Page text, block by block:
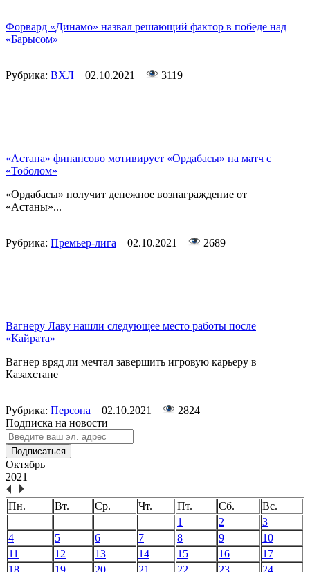
Форвард «Динамо» назвал решающий фактор в победе над
«Барысом»
Рубрика: ВХЛ 02.10.2021 3119
«Астана» финансово мотивирует «Ордабасы» на матч с
«Тоболом»
«Ордабасы» получит денежное вознаграждение от
«Астаны»...
Рубрика: Премьер-лига 02.10.2021 2689
Вагнеру Лаву нашли следующее место работы после
«Кайрата»
Вагнер вряд ли мечтал завершить игровую карьеру в
Казахстане
Рубрика: Персона 02.10.2021
2824
Подписка на новости
Подписаться
Октябрь
2021
Пн. Вт. Ср. Чт. Пт. Сб.
Вс.
1
2
3
4
5 6 7 8 9
10
11
12 13 14 15 16
17